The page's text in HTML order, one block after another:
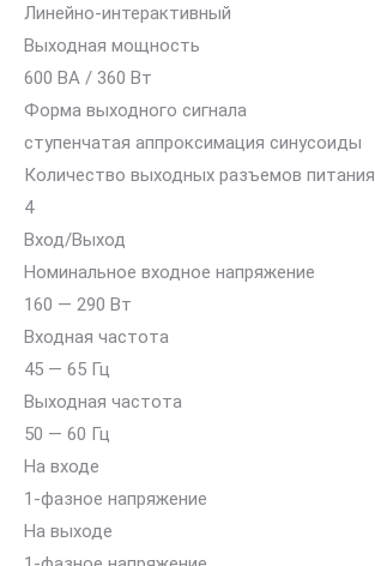
Линейно-интерактивный
Выходная мощность
600 ВА / 360 Вт
Форма выходного сигнала
ступенчатая аппроксимация синусоиды
Количество выходных разъемов питания
4
Вход/Выход
Номинальное входное напряжение
160 — 290 Вт
Входная частота
45 — 65 Гц
Выходная частота
50 — 60 Гц
На входе
1-фазное напряжение
На выходе